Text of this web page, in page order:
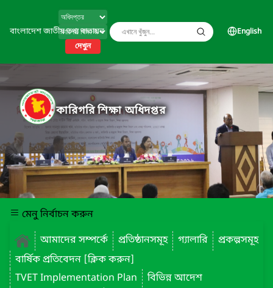
বাংলাদেশ জাতীয় তথ্য বাতায়ন
দেখুন
English
কারিগরি শিক্ষা অধিদপ্তর
মেনু নির্বাচন করুন
আমাদের সম্পর্কে
প্রতিষ্ঠানসমূহ গ্যালারি
প্রকল্পসমূহ
বার্ষিক প্রতিবেদন [ক্লিক করুন]
TVET Implementation Plan
বিভিন্ন আদেশ